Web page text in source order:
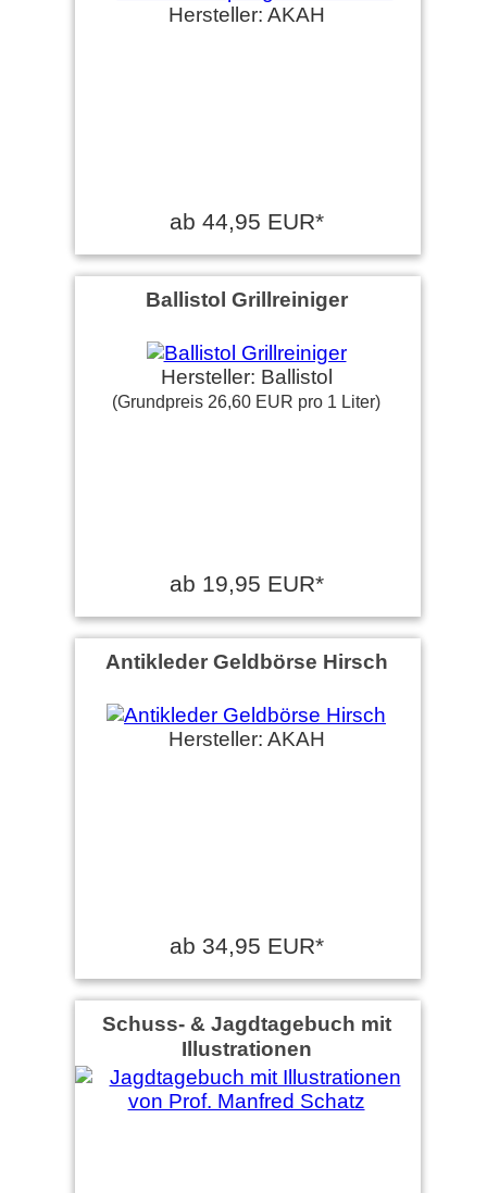
Hersteller: AKAH
ab 44,95 EUR*
Ballistol Grillreiniger
Hersteller: Ballistol
(Grundpreis 26,60 EUR pro 1 Liter)
ab 19,95 EUR*
Antikleder Geldbörse Hirsch
Hersteller: AKAH
ab 34,95 EUR*
Schuss- & Jagdtagebuch mit
Illustrationen